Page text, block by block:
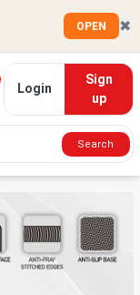
OPEN ✖
Login
Sign
up
Search